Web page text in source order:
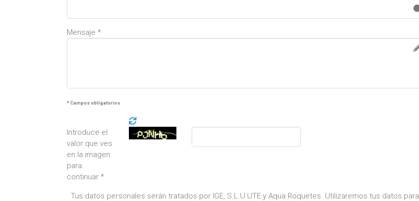
Mensaje *
* Campos obligatorios
Introduce el
valor que ves
en la imagen
para
continuar *
Tus datos personales serán tratados por IGE, S.L.U UTE y Aqua Roquetes. Utilizaremos tus datos para